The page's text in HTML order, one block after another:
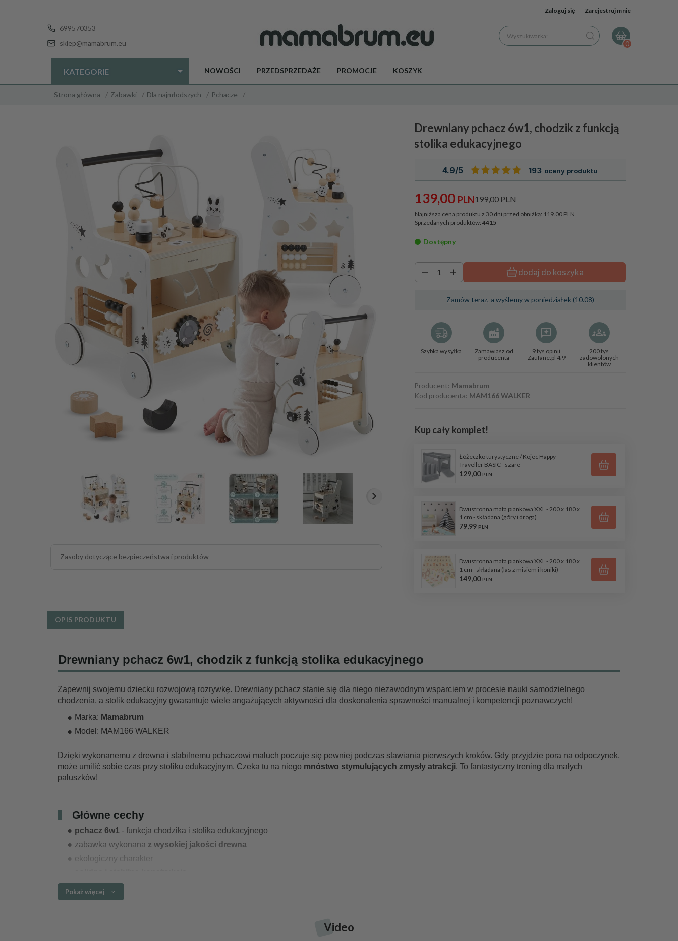
Zaloguj się Zarejestruj mnie
699570353
sklep@mamabrum.eu
Wyszukiwarka:
0
KATEGORIE NOWOŚCI PRZEDSPRZEDAŻE PROMOCJE KOSZYK
Strona główna Zabawki Dla najmłodszych Pchacze
Zasoby dotyczące bezpieczeństwa i produktów
Drewniany pchacz 6w1, chodzik z funkcją
stolika edukacyjnego
4.9/5 193 oceny produktu
139,00 PLN199,00 PLN
Najniższa cena produktu z 30 dni przed obniżką: 119.00 PLN
Sprzedanych produktów:4415
Dostępny
dodaj do koszyka
Zamów teraz, a wyślemy w poniedziałek (10.08)
Szybka wysyłka
Zamawiasz od
producenta
9 tys opinii
Zaufane.pl 4.9
200 tys
zadowolonych
klientów
Kod producenta: MAM166 WALKER
Producent: Mamabrum
Kup cały komplet!
Łóżeczko turystyczne / Kojec Happy
Traveller BASIC - szare
129,00 PLN
Dwustronna mata piankowa XXL - 200 x 180 x
1 cm - składana (góry i droga)
79,99 PLN
Dwustronna mata piankowa XXL - 200 x 180 x
1 cm - składana (las z misiem i koniki)
149,00 PLN
OPIS PRODUKTU
Drewniany pchacz 6w1, chodzik z funkcją stolika edukacyjnego
Zapewnij swojemu dziecku rozwojową rozrywkę. Drewniany pchacz stanie się dla niego niezawodnym wsparciem w procesie nauki samodzielnego
chodzenia, a stolik edukacyjny gwarantuje wiele angażujących aktywności dla doskonalenia sprawności manualnej i kompetencji poznawczych!
Marka: Mamabrum
Model: MAM166 WALKER
Dzięki wykonanemu z drewna i stabilnemu pchaczowi maluch poczuje się pewniej podczas stawiania pierwszych kroków. Gdy przyjdzie pora na odpoczynek,
może umilić sobie czas przy stoliku edukacyjnym. Czeka tu na niego mnóstwo stymulujących zmysły atrakcji. To fantastyczny trening dla małych
paluszków!
Główne cechy
pchacz 6w1 - funkcja chodzika i stolika edukacyjnego
zabawka wykonana z wysokiej jakości drewna
ekologiczny charakter
wysoka odporność na uszkodzenia
lekkość i mobilność
Pokaż więcej
Video